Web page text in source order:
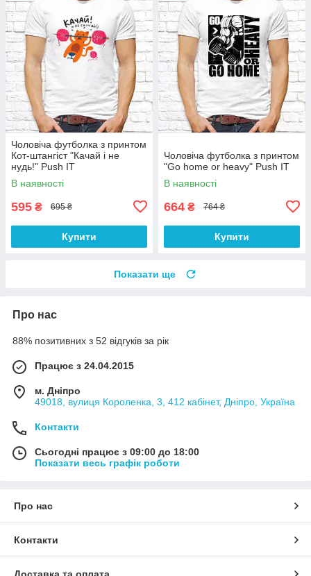
Чоловіча футболка з принтом
Кот-штангіст "Качай і не
нудь!" Push IT
В наявності
595 ₴ 695 ₴
Купити
Чоловіча футболка з принтом
"Go home or heavy" Push IT
В наявності
664 ₴ 764 ₴
Купити
Показати ще
Про нас
88% позитивних з 52 відгуків за рік
Працює з 24.04.2015
м. Дніпро
49018, вулиця Короленка, 3, 412 кабінет, Дніпро, Україна
Контакти
Сьогодні працює з 09:00 до 18:00
Показати весь графік роботи
Про нас
Контакти
Доставка та оплата